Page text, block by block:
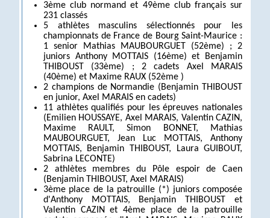
3ème club normand et 49ème club français sur
231 classés
5 athlètes masculins sélectionnés pour les
championnats de France de Bourg Saint-Maurice :
1 senior Mathias MAUBOURGUET (52ème) ; 2
juniors Anthony MOTTAIS (16ème) et Benjamin
THIBOUST (33ème) ; 2 cadets Axel MARAIS
(40ème) et Maxime RAUX (52ème )
2 champions de Normandie (Benjamin THIBOUST
en junior, Axel MARAIS en cadets)
11 athlètes qualifiés pour les épreuves nationales
(Emilien HOUSSAYE, Axel MARAIS, Valentin CAZIN,
Maxime RAULT, Simon BONNET, Mathias
MAUBOURGUET, Jean Luc MOTTAIS, Anthony
MOTTAIS, Benjamin THIBOUST, Laura GUIBOUT,
Sabrina LECONTE)
2 athlètes membres du Pôle espoir de Caen
(Benjamin THIBOUST, Axel MARAIS)
3ème place de la patrouille (*) juniors composée
d'Anthony MOTTAIS, Benjamin THIBOUST et
Valentin CAZIN et 4ème place de la patrouille